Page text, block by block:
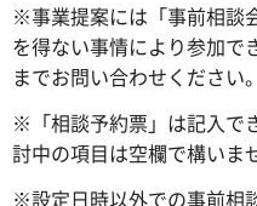
※事業提案には「事前相談
を得ない事情により参加で
までお問い合わせください。
※「相談予約票」は記入で
討中の項目は空欄で構いま
※設定日時以外での事前相